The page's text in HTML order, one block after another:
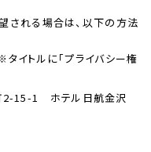
される場合は、以下の方法
イトルに「プライバシー権
2-15-1 ホテル日航金沢